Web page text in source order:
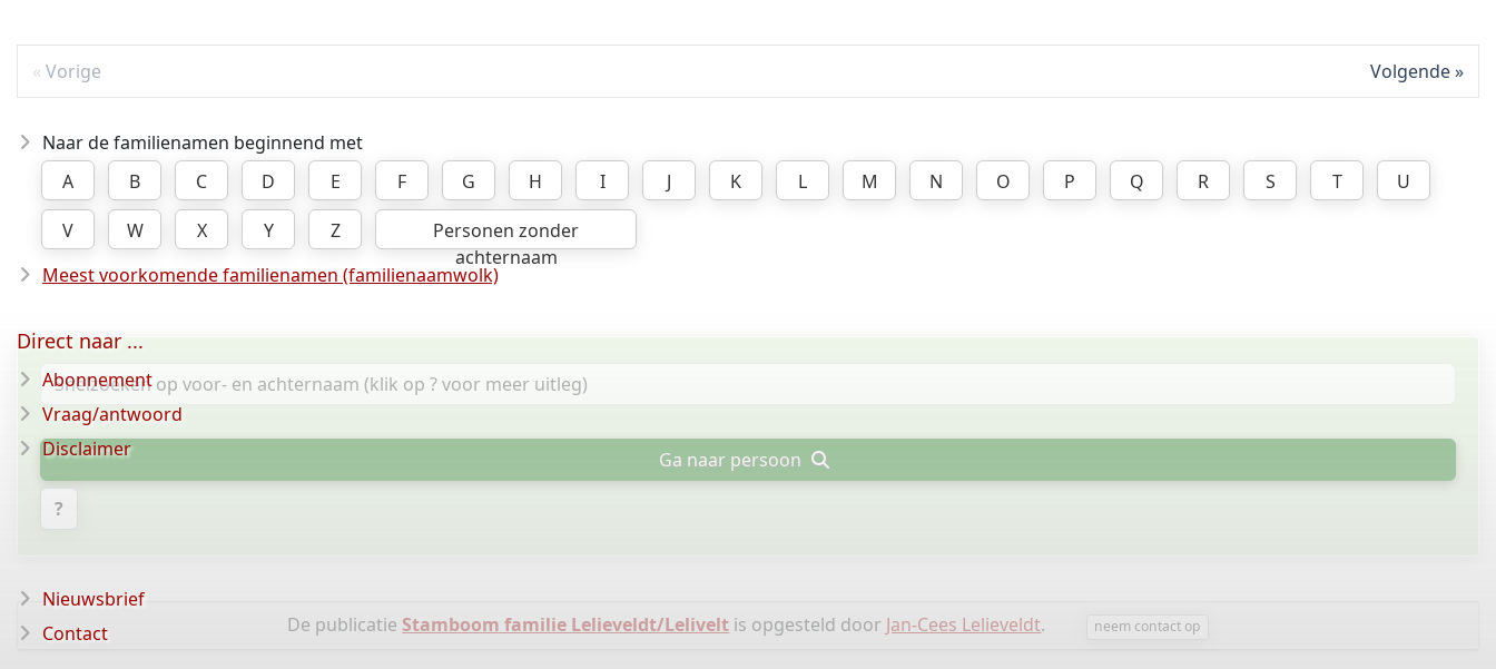
Vorige Volgende
Naar de familienamen beginnend met
A
B C D E F G H I J K L M N O P Q R S T
U
V
W X Y Z
Personen zonder
achternaam
Meest voorkomende familienamen (familienaamwolk)
Ga naar persoon
?
De publicatie Stamboom familie Lelieveldt/Lelivelt is opgesteld door Jan-Cees Lelieveldt. neem contact op
Direct naar ...
Abonnement
Vraag/antwoord
Disclaimer
Nieuwsbrief
Contact